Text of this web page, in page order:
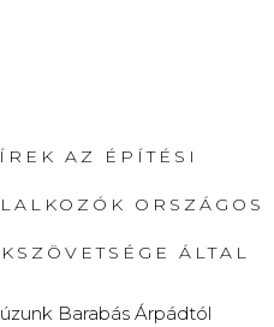
AZ ÉPÍTÉSI
ORSZÁGOS
ÁLTAL
Barabás Árpádtól